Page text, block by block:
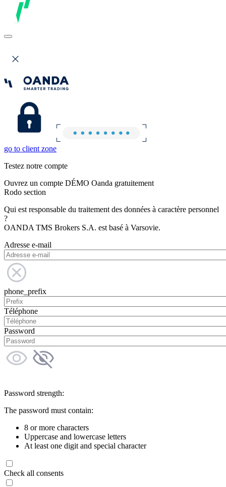
go to client zone
Testez notre compte
Ouvrez un compte DÉMO Oanda gratuitement
Rodo section
Qui est responsable du traitement des données à caractère personnel
?
OANDA TMS Brokers S.A. est basé à Varsovie.
Adresse e-mail
phone_prefix
Téléphone
Password
Password strength:
The password must contain:
8 or more characters
Uppercase and lowercase letters
At least one digit and special character
Check all consents